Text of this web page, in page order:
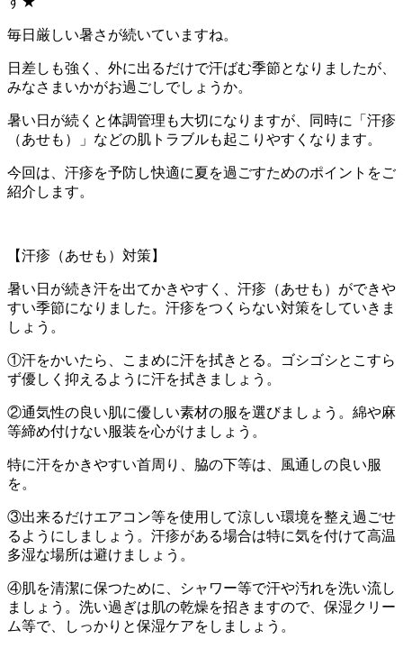
毎日厳しい暑さが続いていますね。
日差しも強く、外に出るだけで汗ばむ季節となりましたが、
みなさまいかがお過ごしでしょうか。
暑い日が続くと体調管理も大切になりますが、同時に「汗疹
（あせも）」などの肌トラブルも起こりやすくなります。
今回は、汗疹を予防し快適に夏を過ごすためのポイントをご
紹介します。
【汗疹（あせも）対策】
暑い日が続き汗を出てかきやすく、汗疹（あせも）ができや
すい季節になりました。汗疹をつくらない対策をしていきま
しょう。
①汗をかいたら、こまめに汗を拭きとる。ゴシゴシとこすら
ず優しく抑えるように汗を拭きましょう。
②通気性の良い肌に優しい素材の服を選びましょう。綿や麻
等締め付けない服装を心がけましょう。
特に汗をかきやすい首周り、脇の下等は、風通しの良い服
を。
③出来るだけエアコン等を使用して涼しい環境を整え過ごせ
るようにしましょう。汗疹がある場合は特に気を付けて高温
多湿な場所は避けましょう。
④肌を清潔に保つために、シャワー等で汗や汚れを洗い流し
ましょう。洗い過ぎは肌の乾燥を招きますので、保湿クリー
ム等で、しっかりと保湿ケアをしましょう。